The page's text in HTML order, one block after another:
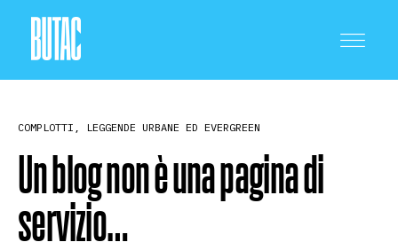
CRONACA E POLITICA
COMPLOTTI, LEGGENDE URBANE ED EVERGREEN
Un blog non è una pagina di
servizio…